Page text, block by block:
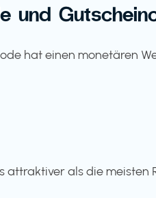
und
hat einen monetären
attraktiver als die meisten